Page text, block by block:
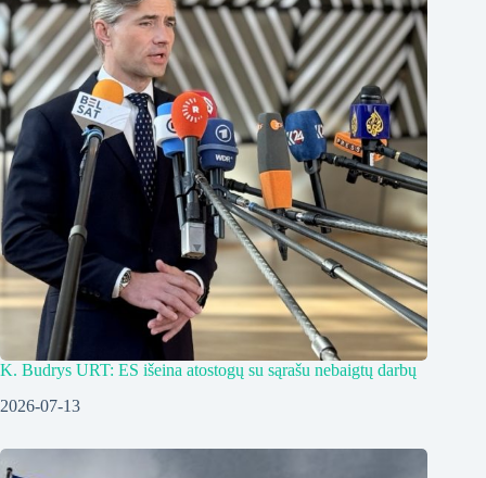
K. Budrys URT: ES išeina atostogų su sąrašu nebaigtų darbų
2026-07-13